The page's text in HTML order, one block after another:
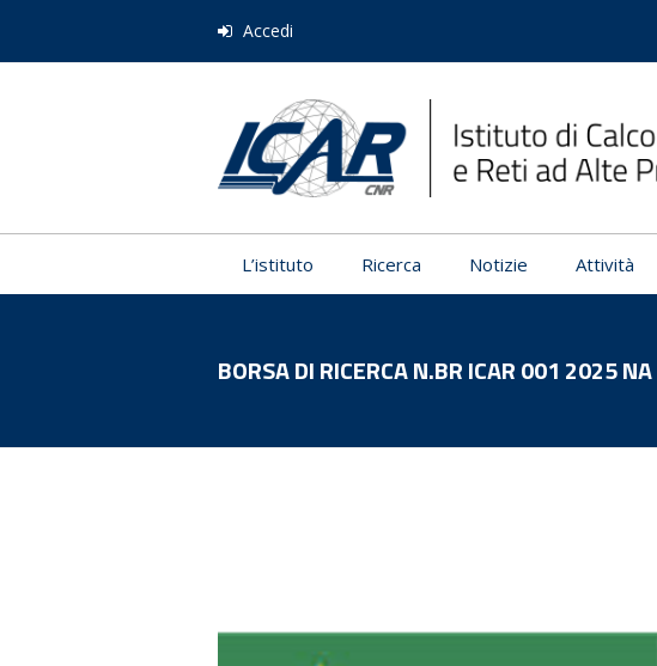
Accedi
L’istituto Ricerca Notizie Attività
BORSA DI RICERCA N.BR ICAR 001 2025 NA